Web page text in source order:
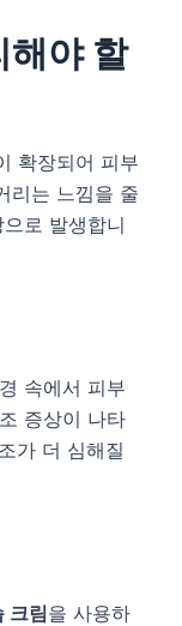
해야 할
확장되어 피부
리는 느낌을 줄
로 발생합니
속에서 피부
증상이 나타
가 더 심해질
크림을 사용하